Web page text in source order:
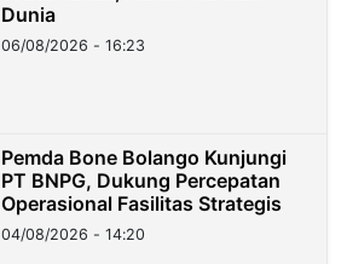
Dunia
06/08/2026 - 16:23
Pemda Bone Bolango Kunjungi
PT BNPG, Dukung Percepatan
Operasional Fasilitas Strategis
04/08/2026 - 14:20